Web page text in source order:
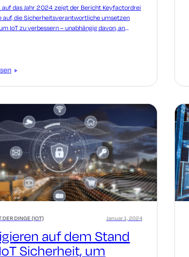
auf das Jahr 2024 zeigt der Bericht Keyfactordrei
auf, die Sicherheitsverantwortliche umsetzen
IoT zu verbessern – unabhängig davon, an
DER DINGE (IOT)
auf dem Stand
Sicherheit, um
Januar 1, 2024